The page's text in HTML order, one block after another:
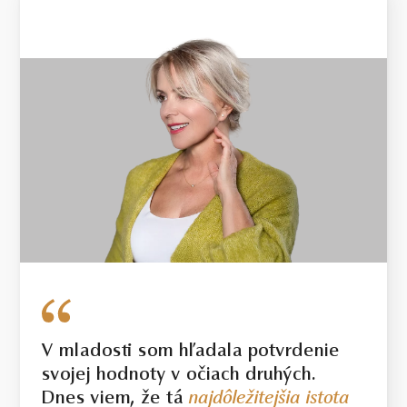
V mladosti som hľadala potvrdenie
svojej hodnoty v očiach druhých.
Dnes viem, že tánajdôležitejšia istota